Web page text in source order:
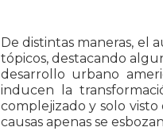
De distintas maneras, el
tópicos, destacando
desarrollo urbano
inducen la
complejizado y solo visto
causas apenas se